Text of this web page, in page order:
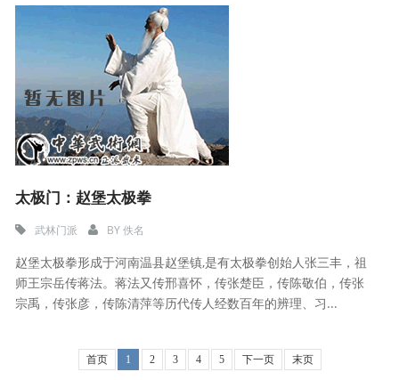
太极门：赵堡太极拳
武林门派 BY佚名
赵堡太极拳形成于河南温县赵堡镇,是有太极拳创始人张三丰，祖
师王宗岳传蒋法。蒋法又传邢喜怀，传张楚臣，传陈敬伯，传张
宗禹，传张彦，传陈清萍等历代传人经数百年的辨理、习...
首页 1 2 3 4 5 下一页 末页